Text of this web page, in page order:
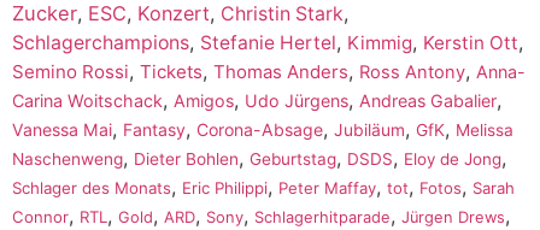
Zucker, ESC, Konzert, Christin Stark,
Schlagerchampions, Stefanie Hertel, Kimmig, Kerstin Ott,
Semino Rossi, Tickets, Thomas Anders, Ross Antony, Anna-
Carina Woitschack, Amigos, Udo Jürgens, Andreas Gabalier,
Vanessa Mai, Fantasy, Corona-Absage, Jubiläum, GfK, Melissa
Naschenweng, Dieter Bohlen, Geburtstag, DSDS, Eloy de Jong,
Schlager des Monats, Eric Philippi, Peter Maffay, tot, Fotos, Sarah
Connor, RTL , Gold, ARD, Sony, Schlagerhitparade, Jürgen Drews,